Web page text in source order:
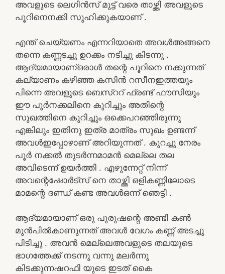
അവളുടെ ലെഗിൻസ് മുട്ട് വരെ താഴ്ത്തി അവളുടെ
പൂറിനെനക്കി സുഹിക്കുകയാണ് .
എന്ത് ചെയ്യണം എന്നറിയാതെ അവൾഅങ്ങനെ
തന്നെ കണ്ണടച്ചു ഉറക്കം നടിച്ചു കിടന്നു .
ആദ്യമായാണ്ഒരാൾ തന്റെ പൂറിനെ നക്കുന്നത്
കല്യാണം കഴിഞ്ഞ കസിൻ റസീനഇത്തയും
പിന്നെ അവളുടെ ബെസ്ററ് ഫ്രണ്ട് ഫൗസിയും
ഈ പൂർനക്കലിനെ കുറിച്ചും അതിന്റെ
സുഖത്തിനെ കുറിച്ചും ഒക്കെപറഞ്ഞിരുന്നു
എങ്കിലും ഇതിനു ഇത്ര മാത്രം സുഖം ഉണ്ടന്ന്
അവൾഇപ്പോഴാണ് അറിയുന്നത് . കുറച്ചു നേരം
പൂർ നക്കൽ തുടർന്നമാമൻ മെല്ലെ തല
അവിടെന്ന് ഉയർത്തി . എഴുന്നേറ്റ് നിന്ന്
അവന്റെഷോർട്സ് നെ താഴ്ത്തി ഒളികണ്ണിലോടെ
മാമന്റെ ദണ്ഡ് കണ്ട അവൾഒന്ന് ഞെട്ടി .
ആദ്യമായാണ് ഒരു പുരുഷന്റെ അണ്ടി കൺ
മുൻപിൽകാണുന്നത് അവൾ വേഗം കണ്ണ് അടച്ചു
പിടിച്ചു . അവൻ മെല്ലെഅവളുടെ തലയുടെ
ഭാഗത്തേക്ക് നടന്നു വന്നു മലർന്നു
കിടക്കുന്നഷറഫി യുടെ ഇടത് കൈ